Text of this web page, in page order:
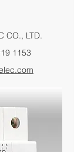
CO., LTD.
1153